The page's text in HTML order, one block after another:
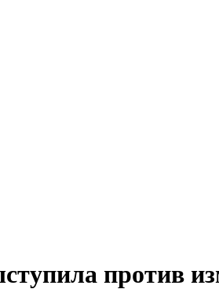
против